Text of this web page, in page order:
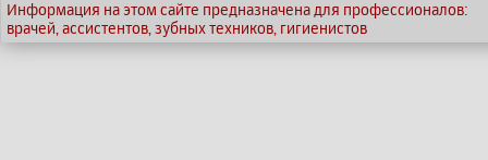
Информация на этом сайте предназначена для профессионалов:
врачей, ассистентов, зубных техников, гигиенистов